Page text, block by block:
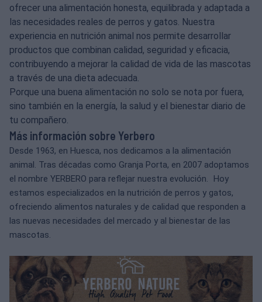
ofrecer una alimentación honesta, equilibrada y adaptada a
las necesidades reales de perros y gatos. Nuestra
experiencia en nutrición animal nos permite desarrollar
productos que combinan calidad, seguridad y eficacia,
contribuyendo a mejorar la calidad de vida de las mascotas
a través de una dieta adecuada.
Porque una buena alimentación no solo se nota por fuera,
sino también en la energía, la salud y el bienestar diario de
tu compañero.
Más información sobre Yerbero
Desde 1963, en Huesca, nos dedicamos a la alimentación
animal. Tras décadas como Granja Porta, en 2007 adoptamos
el nombre YERBERO para reflejar nuestra evolución. Hoy
estamos especializados en la nutrición de perros y gatos,
ofreciendo alimentos naturales y de calidad que responden a
las nuevas necesidades del mercado y al bienestar de las
mascotas.